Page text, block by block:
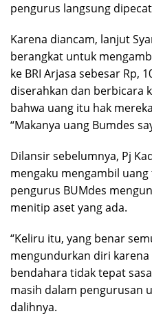
pengurus langsung
Karena diancam, lanjut
berangkat untuk
ke BRI Arjasa sebesar Rp,
diserahkan dan berbicara
bahwa uang itu hak
“Makanya uang Bumdes
Dilansir sebelumnya, Pj
mengaku mengambil
pengurus BUMdes
menitip aset yang ada.
“Keliru itu, yang benar
mengundurkan diri
bendahara tidak tepat
masih dalam pengurusan
dalihnya.